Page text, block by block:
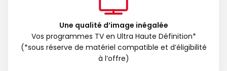
Une qualité d’image inégalée
Vos programmes TV en Ultra Haute Définition*
(*sous réserve de matériel compatible et d’éligibilité
à l’offre)